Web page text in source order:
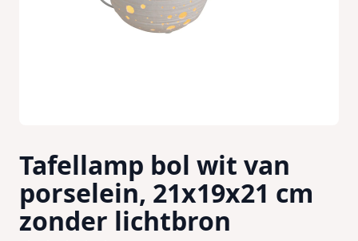
Tafellamp bol wit van
porselein, 21x19x21 cm
zonder lichtbron